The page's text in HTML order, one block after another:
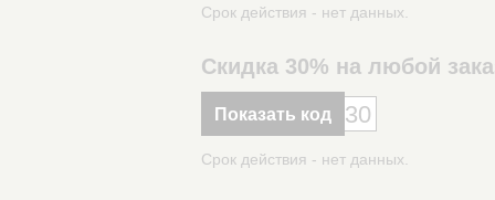
Срок действия - нет данных.
Скидка 30% на любой
Показать код 30
Срок действия - нет данных.